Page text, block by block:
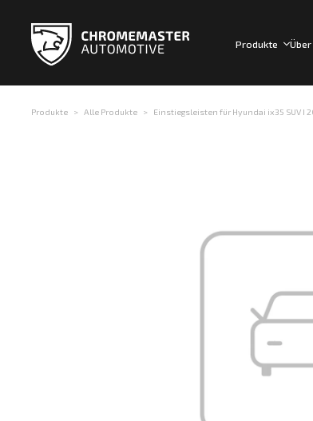
Produkte
Produkte Alle Produkte Einstiegsleisten für Hyundai ix35 SUV I